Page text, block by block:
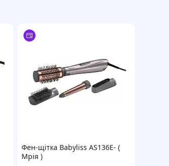
Фен-щітка Babyliss AS136E- (
Мрія )